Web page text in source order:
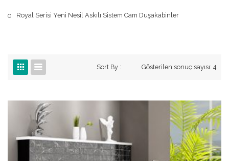
Royal Serisi Yeni Nesil Askılı Sistem Cam Duşakabinler
Gösterilen sonuç sayısı: 4
Sort By :